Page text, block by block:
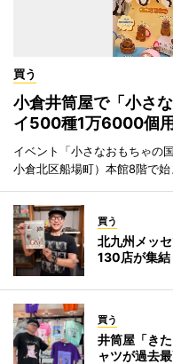
買う
小倉井筒屋で「小さ
イ500種1万6000個
イベント「小さなおもちゃの
小倉北区船場町）本館8階で始
買う
北九州メッ
130店が集結
買う
井筒屋「き
ャツが過去